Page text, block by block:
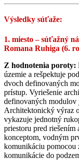
Výsledky súťaže:
1. miesto – súťažný
Romana Ruhiga (6.
Z hodnotenia poroty:
územie a rešpektuje
dvoch definovaných
prístup. Vyriešenie
definovaných modulov
Architektonický výraz
vykazuje jednotný
priestoru pred riešením
konceptom, vodným
komunikáciu pomocou
komunikácie do